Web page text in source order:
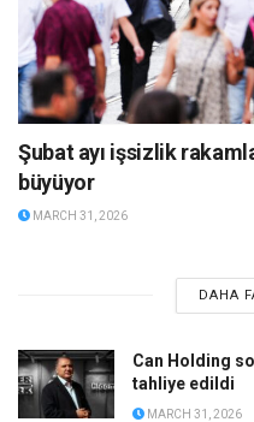
Şubat ayı işsizlik
büyüyor
MARCH 31, 2026
DAHA
Can Holding
tahliye edildi
MARCH 31, 2026